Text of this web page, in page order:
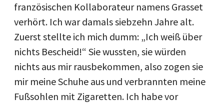
französischen Kollaborateur namens Grasset
verhört. Ich war damals siebzehn Jahre alt.
Zuerst stellte ich mich dumm: „Ich weiß über
nichts Bescheid!“ Sie wussten, sie würden
nichts aus mir rausbekommen, also zogen sie
mir meine Schuhe aus und verbrannten meine
Fußsohlen mit Zigaretten. Ich habe vor